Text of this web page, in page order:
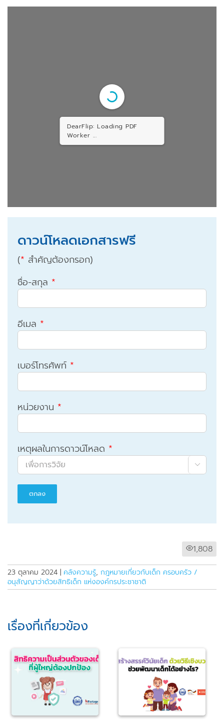
DearFlip: Loading PDF
Worker ...
ดาวน์โหลดเอกสารฟรี
(* สำคัญต้องกรอก)
ชื่อ-สกุล *
อีเมล *
เบอร์โทรศัพท์ *
หน่วยงาน *
เหตุผลในการดาวน์โหลด *

1,808
23 ตุลาคม 2024 | คลังความรู้, กฎหมายเกี่ยวกับเด็ก ครอบครัว /
อนุสัญญาว่าด้วยสิทธิเด็ก แห่งองค์กรประชาชาติ
เรื่องที่เกี่ยวข้อง